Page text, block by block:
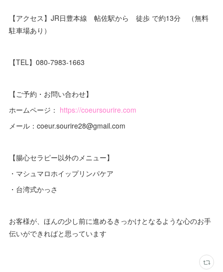
【アクセス】JR日豊本線 帖佐駅から 徒歩 で約13分 （無料
駐車場あり）
【TEL】080-7983-1663
【ご予約・お問い合わせ】
ホームページ： https://coeursourire.com
メール：coeur.sourire28@gmail.com
【腸心セラピー以外のメニュー】
・マシュマロホイップリンパケア
・台湾式かっさ
お客様が、ほんの少し前に進めるきっかけとなるような心のお手
伝いができればと思っています